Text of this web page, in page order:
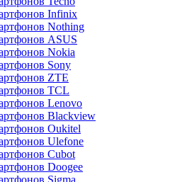
Infinix
Nothing
ASUS
Nokia
Sony
ZTE
TCL
Lenovo
Blackview
Oukitel
Ulefone
Cubot
Doogee
Sigma